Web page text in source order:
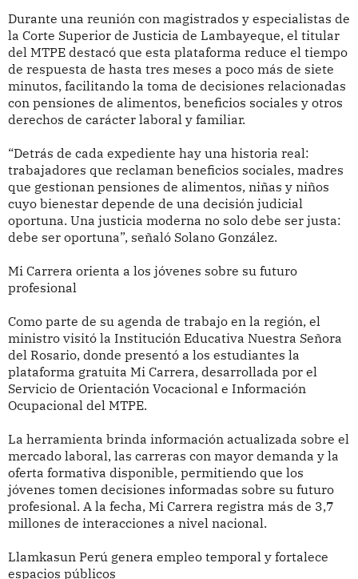
Durante una reunión con magistrados y especialistas de
la Corte Superior de Justicia de Lambayeque, el titular
del MTPE destacó que esta plataforma reduce el tiempo
de respuesta de hasta tres meses a poco más de siete
minutos, facilitando la toma de decisiones relacionadas
con pensiones de alimentos, beneficios sociales y otros
derechos de carácter laboral y familiar.
“Detrás de cada expediente hay una historia real:
trabajadores que reclaman beneficios sociales, madres
que gestionan pensiones de alimentos, niñas y niños
cuyo bienestar depende de una decisión judicial
oportuna. Una justicia moderna no solo debe ser justa:
debe ser oportuna”, señaló Solano González.
Mi Carrera orienta a los jóvenes sobre su futuro
profesional
Como parte de su agenda de trabajo en la región, el
ministro visitó la Institución Educativa Nuestra Señora
del Rosario, donde presentó a los estudiantes la
plataforma gratuita Mi Carrera, desarrollada por el
Servicio de Orientación Vocacional e Información
Ocupacional del MTPE.
La herramienta brinda información actualizada sobre el
mercado laboral, las carreras con mayor demanda y la
oferta formativa disponible, permitiendo que los
jóvenes tomen decisiones informadas sobre su futuro
profesional. A la fecha, Mi Carrera registra más de 3,7
millones de interacciones a nivel nacional.
Llamkasun Perú genera empleo temporal y fortalece
espacios públicos